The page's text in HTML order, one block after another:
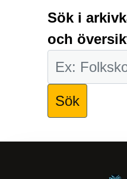
Sök i
och